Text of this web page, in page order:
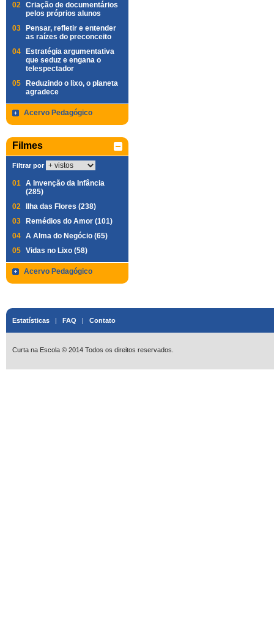
02 Criação de documentários
pelos próprios alunos
03
Pensar, refletir e entender
as raízes do preconceito
04
Estratégia argumentativa
que seduz e engana o
telespectador
05
Reduzindo o lixo, o planeta
agradece
Acervo Pedagógico
Filmes
Filtrar por
01 A Invenção da Infância
(285)
02
Ilha das Flores (238)
03
Remédios do Amor (101)
04 A Alma do Negócio (65)
05 Vidas no Lixo (58)
Acervo Pedagógico
Estatísticas | FAQ | Contato
Curta na Escola © 2014 Todos os direitos reservados.